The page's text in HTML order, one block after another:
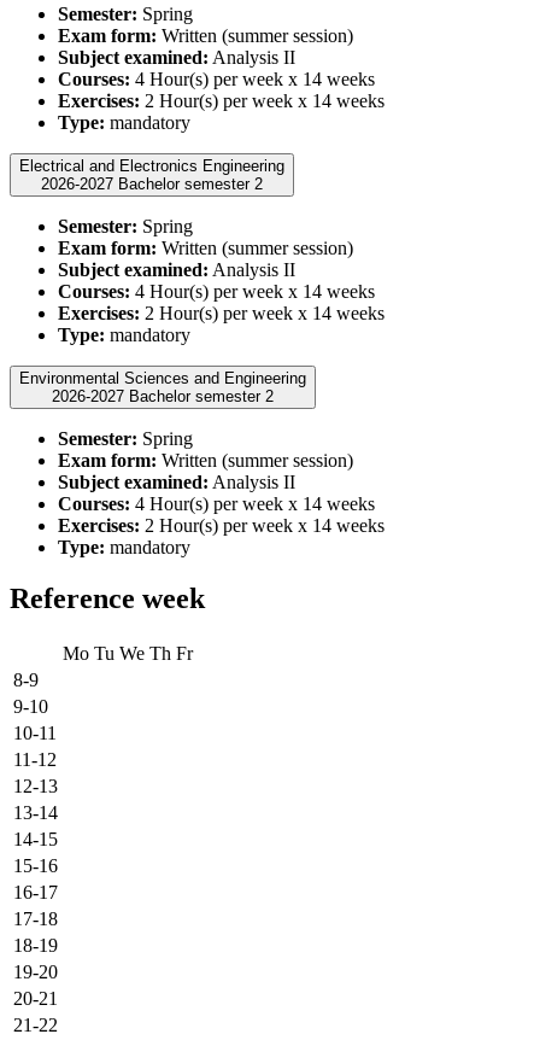
Semester: Spring
Exam form: Written (summer session)
Subject examined: Analysis II
Courses: 4 Hour(s) per week x 14 weeks
Exercises: 2 Hour(s) per week x 14 weeks
Type: mandatory
Electrical and Electronics Engineering
2026-2027 Bachelor semester 2
Semester: Spring
Exam form: Written (summer session)
Subject examined: Analysis II
Courses: 4 Hour(s) per week x 14 weeks
Exercises: 2 Hour(s) per week x 14 weeks
Type: mandatory
Environmental Sciences and Engineering
2026-2027 Bachelor semester 2
Semester: Spring
Exam form: Written (summer session)
Subject examined: Analysis II
Courses: 4 Hour(s) per week x 14 weeks
Exercises: 2 Hour(s) per week x 14 weeks
Type: mandatory
Reference week
Mo Tu We Th Fr
8-9
9-10
10-11
11-12
12-13
13-14
14-15
15-16
16-17
17-18
18-19
19-20
20-21
21-22